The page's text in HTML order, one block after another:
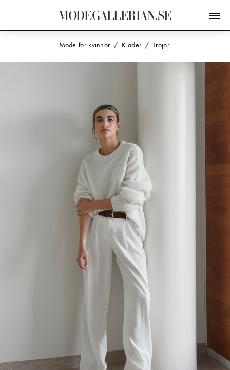
MODEGALLERIAN.SE
Mode för kvinnor Kläder Tröjor